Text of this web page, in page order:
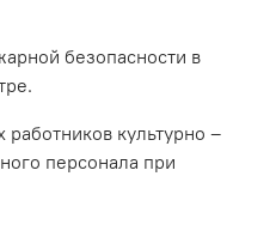
безопасности в
культурно –
персонала при